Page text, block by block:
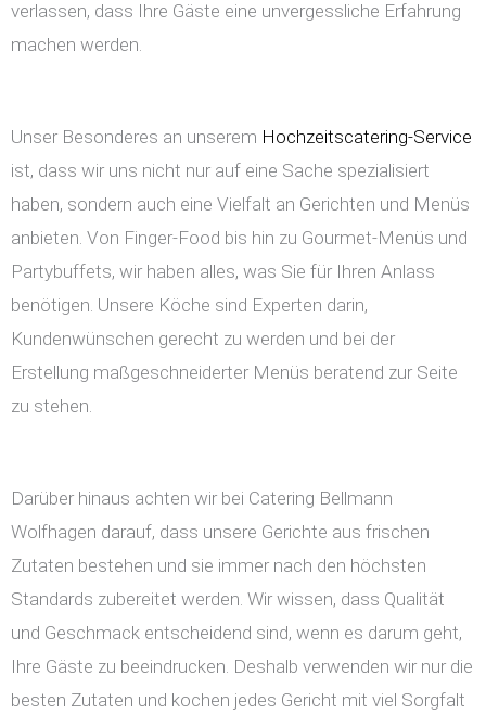
verlassen, dass Ihre Gäste eine unvergessliche Erfahrung
machen werden.
Unser Besonderes an unserem Hochzeitscatering-Service
ist, dass wir uns nicht nur auf eine Sache spezialisiert
haben, sondern auch eine Vielfalt an Gerichten und Menüs
anbieten. Von Finger-Food bis hin zu Gourmet-Menüs und
Partybuffets, wir haben alles, was Sie für Ihren Anlass
benötigen. Unsere Köche sind Experten darin,
Kundenwünschen gerecht zu werden und bei der
Erstellung maßgeschneiderter Menüs beratend zur Seite
zu stehen.
Darüber hinaus achten wir bei Catering Bellmann
Wolfhagen darauf, dass unsere Gerichte aus frischen
Zutaten bestehen und sie immer nach den höchsten
Standards zubereitet werden. Wir wissen, dass Qualität
und Geschmack entscheidend sind, wenn es darum geht,
Ihre Gäste zu beeindrucken. Deshalb verwenden wir nur die
besten Zutaten und kochen jedes Gericht mit viel Sorgfalt